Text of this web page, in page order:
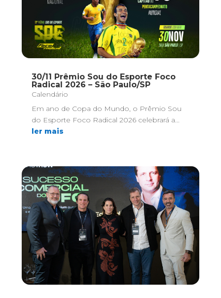
30/11 Prêmio Sou do Esporte Foco
Radical 2026 – São Paulo/SP
Calendário
Em ano de Copa do Mundo, o Prêmio Sou
do Esporte Foco Radical 2026 celebrará a...
ler mais